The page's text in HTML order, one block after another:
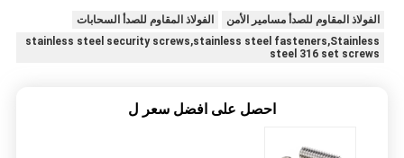
الفولاذ المقاوم للصدأ مسامير الأمن
الفولاذ المقاوم للصدأ السحابات
stainless steel security screws,stainless steel fasteners,Stainless
steel 316 set screws
احصل على افضل سعر ل